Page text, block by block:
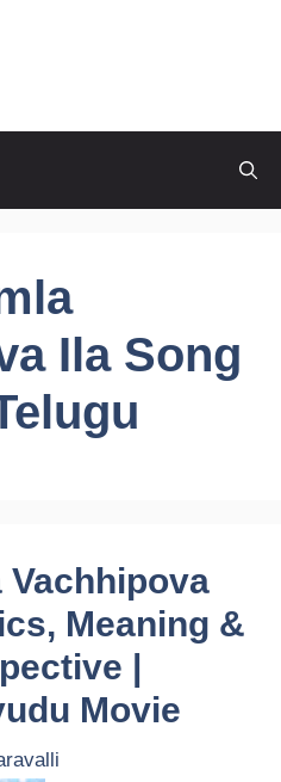
Ila Song
Vachhipova
Meaning &
|
Movie